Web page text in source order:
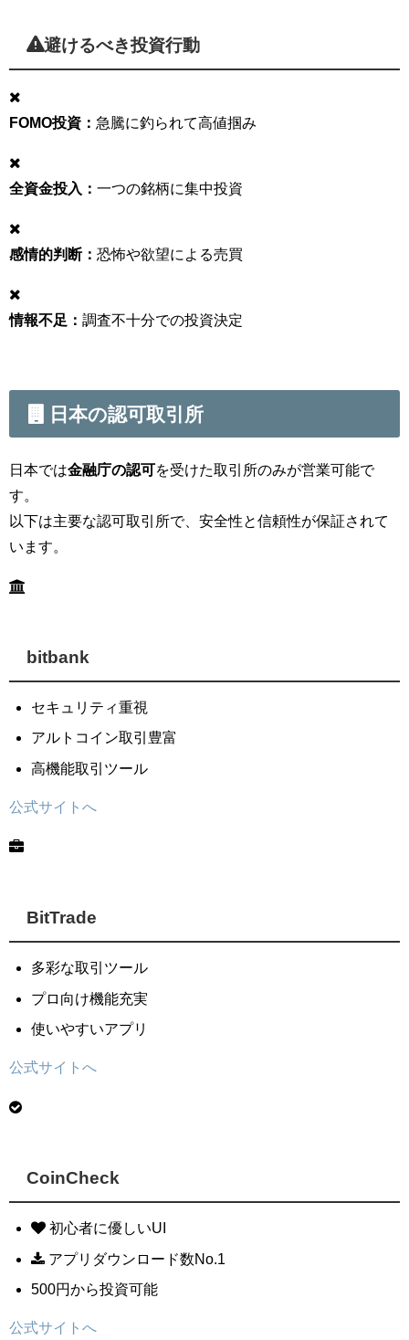
避けるべき投資行動
FOMO投資： 急騰に釣られて高値掴み
全資金投入： 一つの銘柄に集中投資
感情的判断： 恐怖や欲望による売買
情報不足： 調査不十分での投資決定
日本の認可取引所
日本では金融庁の認可を受けた取引所のみが営業可能で
す。
以下は主要な認可取引所で、安全性と信頼性が保証されて
います。
bitbank
セキュリティ重視
アルトコイン取引豊富
高機能取引ツール
公式サイトへ
BitTrade
多彩な取引ツール
プロ向け機能充実
使いやすいアプリ
公式サイトへ
CoinCheck
初心者に優しいUI
アプリダウンロード数No.1
500円から投資可能
公式サイトへ